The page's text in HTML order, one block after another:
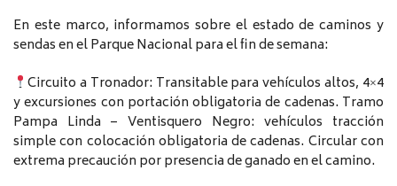
En este marco, informamos sobre el estado de caminos y
sendas en el Parque Nacional para el fin de semana:
Circuito a Tronador: Transitable para vehículos altos, 4×4
y excursiones con portación obligatoria de cadenas. Tramo
Pampa Linda – Ventisquero Negro: vehículos tracción
simple con colocación obligatoria de cadenas. Circular con
extrema precaución por presencia de ganado en el camino.